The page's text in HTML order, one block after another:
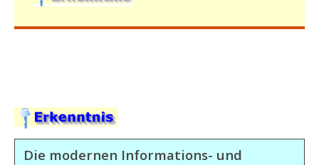
Die modernen Informations- und